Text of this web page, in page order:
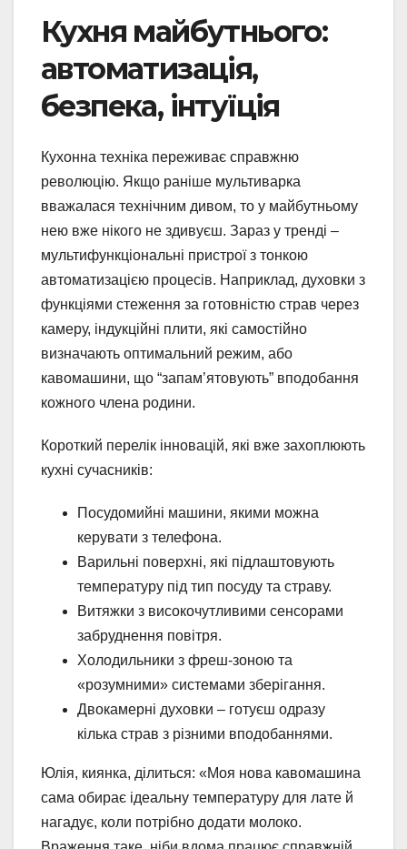
Кухня майбутнього:
автоматизація,
безпека, інтуїція
Кухонна техніка переживає справжню
революцію. Якщо раніше мультиварка
вважалася технічним дивом, то у майбутньому
нею вже нікого не здивуєш. Зараз у тренді –
мультифункціональні пристрої з тонкою
автоматизацією процесів. Наприклад, духовки з
функціями стеження за готовністю страв через
камеру, індукційні плити, які самостійно
визначають оптимальний режим, або
кавомашини, що “запам’ятовують” вподобання
кожного члена родини.
Короткий перелік інновацій, які вже захоплюють
кухні сучасників:
Посудомийні машини, якими можна
керувати з телефона.
Варильні поверхні, які підлаштовують
температуру під тип посуду та страву.
Витяжки з високочутливими сенсорами
забруднення повітря.
Холодильники з фреш-зоною та
«розумними» системами зберігання.
Двокамерні духовки – готуєш одразу
кілька страв з різними вподобаннями.
Юлія, киянка, ділиться: «Моя нова кавомашина
сама обирає ідеальну температуру для лате й
нагадує, коли потрібно додати молоко.